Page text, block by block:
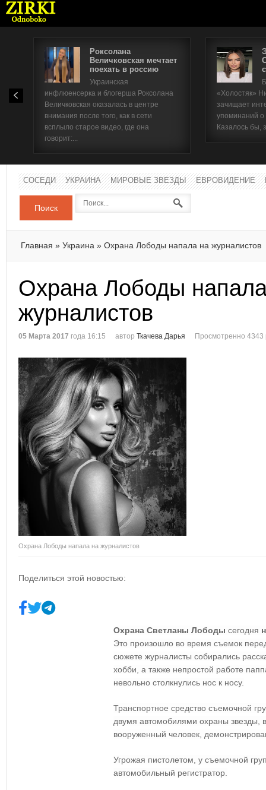
Роксолана
Величковская мечтает
поехать в россию
Украинская
инфлюенсерка и блогерша Роксолана
Величковская оказалась в центре
внимания после того, как в сети
всплыло старое видео, где она
говорит:...
«Холостяк»
зачищает
упоминаний
Казалось бы,
СОСЕДИ УКРАИНА МИРОВЫЕ ЗВЕЗДЫ ЕВРОВИДЕНИЕ
Поиск
Главная » Украина » Охрана Лободы напала на журналистов
Охрана Лободы
журналистов
05 Марта 2017 года 16:15 автор Ткачева Дарья Просмотренно 4343
Охрана Лободы напала на журналистов
Поделиться этой новостью:
Охрана Светланы Лободы сегодня
Это произошло во время съемок
сюжете журналисты собирались
хобби, а также непростой работе
невольно столкнулись нос к носу.
Транспортное средство съемочной
двумя автомобилями охраны звезды,
вооруженный человек,
Угрожая пистолетом, у съемочной
автомобильный регистратор.
Имя